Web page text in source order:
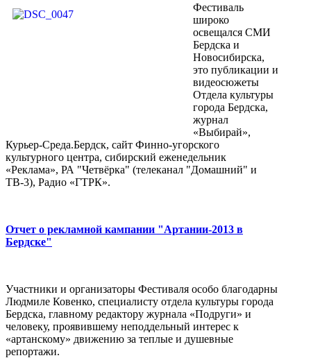
Фестиваль
широко
освещался СМИ
Бердска и
Новосибирска,
это публикации и
видеосюжеты
Отдела культуры
города Бердска,
журнал
«Выбирай»,
Курьер-Среда.Бердск, сайт Финно-угорского
культурного центра, сибирский еженедельник
«Реклама», РА "Четвёрка" (телеканал "Домашний" и
ТВ-3), Радио «ГТРК».
Отчет о рекламной кампании "Артании-2013 в
Бердске"
Участники и организаторы Фестиваля особо благодарны
Людмиле Ковенко, специалисту отдела культуры города
Бердска, главному редактору журнала «Подруги» и
человеку, проявившему неподдельный интерес к
«артанскому» движению за теплые и душевные
репортажи.